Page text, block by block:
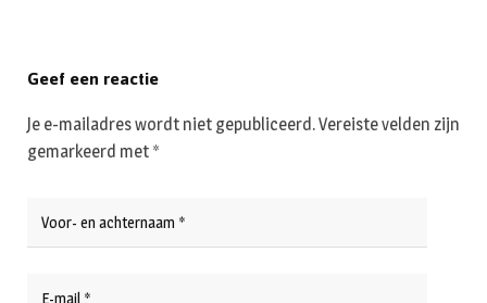
Geef een reactie
Je e-mailadres wordt niet gepubliceerd.Vereiste velden zijn
gemarkeerd met *